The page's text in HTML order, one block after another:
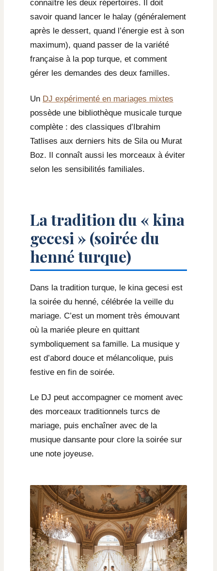
connaître les deux répertoires. Il doit
savoir quand lancer le halay (généralement
après le dessert, quand l’énergie est à son
maximum), quand passer de la variété
française à la pop turque, et comment
gérer les demandes des deux familles.
Un DJ expérimenté en mariages mixtes
possède une bibliothèque musicale turque
complète : des classiques d’Ibrahim
Tatlises aux derniers hits de Sila ou Murat
Boz. Il connaît aussi les morceaux à éviter
selon les sensibilités familiales.
La tradition du « kina
gecesi » (soirée du
henné turque)
Dans la tradition turque, le kina gecesi est
la soirée du henné, célébrée la veille du
mariage. C’est un moment très émouvant
où la mariée pleure en quittant
symboliquement sa famille. La musique y
est d’abord douce et mélancolique, puis
festive en fin de soirée.
Le DJ peut accompagner ce moment avec
des morceaux traditionnels turcs de
mariage, puis enchaîner avec de la
musique dansante pour clore la soirée sur
une note joyeuse.